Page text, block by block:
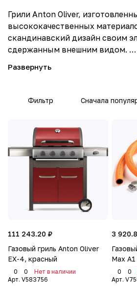
Грили Anton Oliver,
высококачественных
скандинавский дизайн своим
сдержанным внешним видом.
Бренд выделяется своей
пользователей.
качественные, но доступные по
пиццы и аксессуары.
Порадуйте себя качественным
стейком вместе с Anton Oliver!
Фильтр Сначала
111 243.20 ₽
Газовый гриль Anton Oliver
EX-4, красный
0 0
Нет в наличии
Арт. V583756
3
Max
0 0
Арт.